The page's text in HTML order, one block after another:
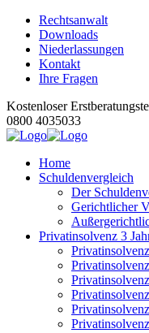
Rechtsanwalt
Downloads
Niederlassungen
Kontakt
Ihre Fragen
Kostenloser
0800 4035033
Home
Schuldenvergleich
Der
Gerichtlicher
Privatinsolvenz 3